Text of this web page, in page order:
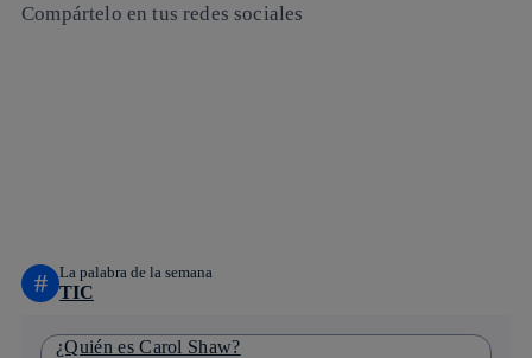
Compártelo en tus redes sociales
# La palabra de la semana
TIC
¿Quién es Carol Shaw?